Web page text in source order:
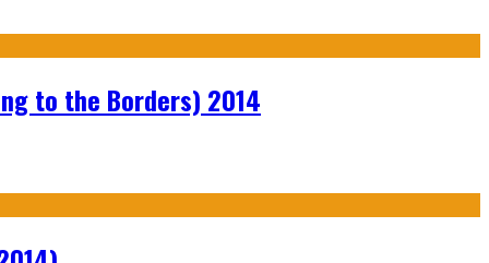
to the Borders) 2014